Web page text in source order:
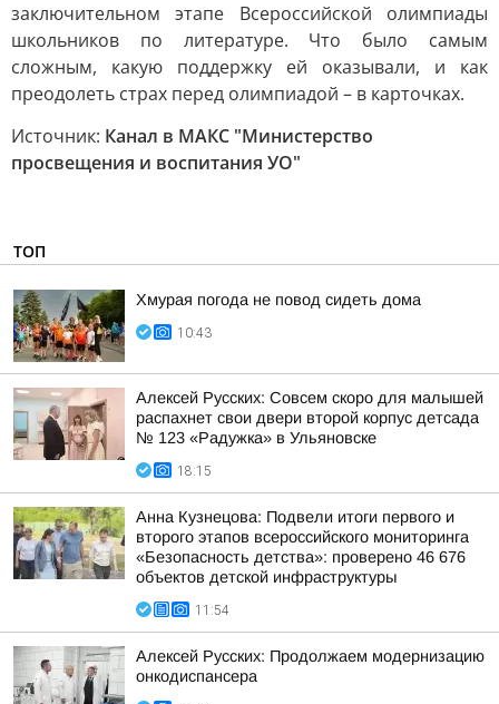
заключительном этапе Всероссийской олимпиады
школьников по литературе. Что было самым
сложным, какую поддержку ей оказывали, и как
преодолеть страх перед олимпиадой – в карточках.
Источник: Канал в МАКС "Министерство
просвещения и воспитания УО"
ТОП
Хмурая погода не повод сидеть дома
10:43
Алексей Русских: Совсем скоро для малышей
распахнет свои двери второй корпус детсада
№ 123 «Радужка» в Ульяновске
18:15
Анна Кузнецова: Подвели итоги первого и
второго этапов всероссийского мониторинга
«Безопасность детства»: проверено 46 676
объектов детской инфраструктуры
11:54
Алексей Русских: Продолжаем модернизацию
онкодиспансера